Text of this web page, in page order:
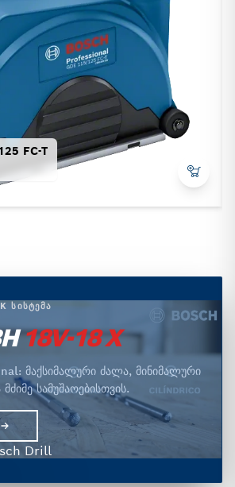
FC-T
ᲡᲘᲡᲢᲔᲛᲐ
18V-18 X
მაქსიმალური ძალა, მინიმალური
სამუშაოებისთვის.